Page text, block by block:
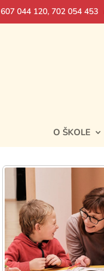
607 044 120, 702 054 453
O ŠKOLE